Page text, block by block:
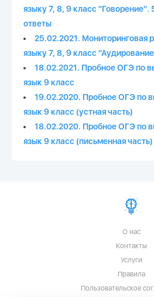
языку 7, 8, 9 класс "Говорение".
ответы
25.02.2021. Мониторинговая
языку 7, 8, 9 класс
18.02.2021. Пробное ОГЭ по
язык 9 класс
19.02.2020. Пробное ОГЭ по
язык 9 класс (устная часть)
18.02.2020. Пробное ОГЭ по
язык 9 класс (письменная часть)
О нас
Контакты
Услуги
Правила
Пользовательское